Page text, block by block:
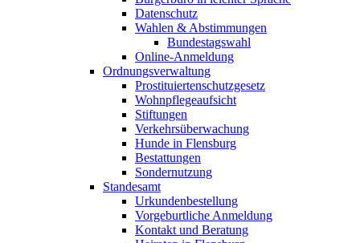
Datenschutz
Wahlen & Abstimmungen
Bundestagswahl
Online-Anmeldung
Ordnungsverwaltung
Prostituiertenschutzgesetz
Wohnpflegeaufsicht
Stiftungen
Verkehrsüberwachung
Hunde in Flensburg
Bestattungen
Sondernutzung
Standesamt
Urkundenbestellung
Vorgeburtliche Anmeldung
Kontakt und Beratung